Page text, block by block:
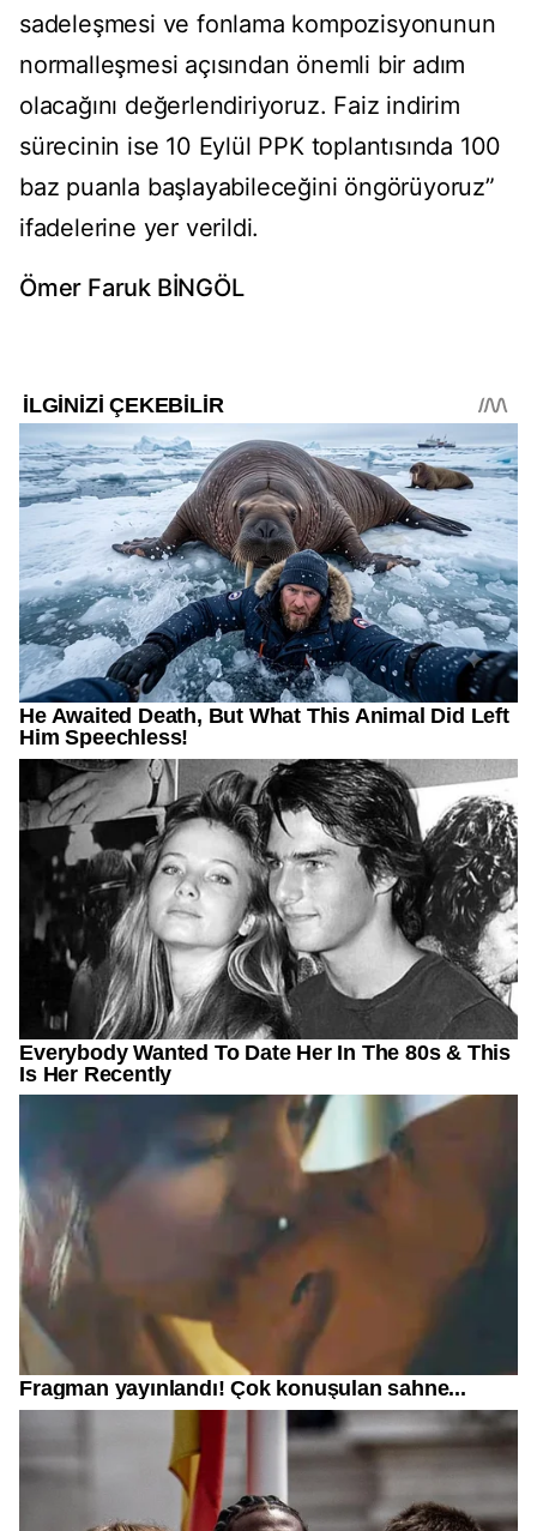
sadeleşmesi ve fonlama kompozisyonunun
normalleşmesi açısından önemli bir adım
olacağını değerlendiriyoruz. Faiz indirim
sürecinin ise 10 Eylül PPK toplantısında 100
baz puanla başlayabileceğini öngörüyoruz”
ifadelerine yer verildi.
Ömer Faruk BİNGÖL